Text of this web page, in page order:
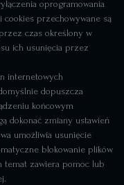
oprogramowania
cookies przechowywane są
czas określony w
ich usunięcia przez
internetowych
dopuszcza
końcowym
dokonać zmiany ustawień
umożliwia usunięcie
blokowanie plików
temat zawiera pomoc lub